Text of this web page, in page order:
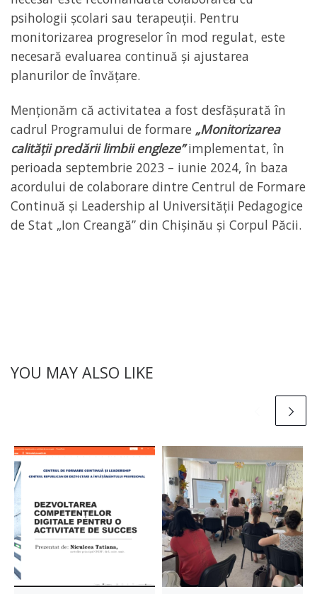
psihologii școlari sau terapeuții. Pentru
monitorizarea progreselor în mod regulat, este
necesară evaluarea continuă și ajustarea
planurilor de învățare.
Menționăm că activitatea a fost desfășurată în
cadrul Programului de formare „Monitorizarea
calității predării limbii engleze”implementat, în
perioada septembrie 2023 – iunie 2024, în baza
acordului de colaborare dintre Centrul de Formare
Continuă și Leadership al Universității Pedagogice
de Stat „Ion Creangă” din Chișinău și Corpul Păcii.
YOU MAY ALSO LIKE